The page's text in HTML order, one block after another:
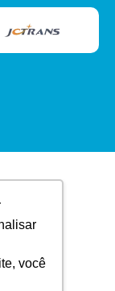
você